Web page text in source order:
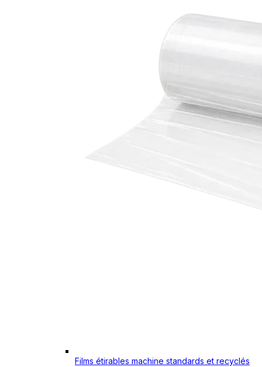
Films étirables machine standards et recyclés